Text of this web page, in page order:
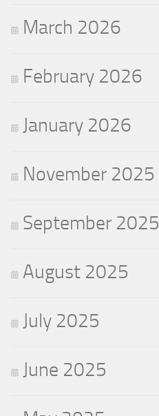
March 2026
February 2026
January 2026
November 2025
September 2025
August 2025
July 2025
June 2025